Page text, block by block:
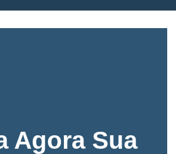
Agora Sua